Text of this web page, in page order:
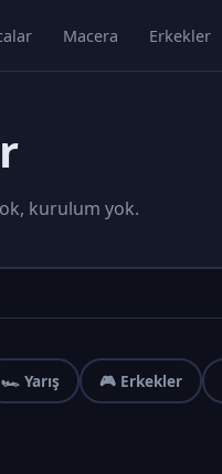
Macera Erkekler
kurulum yok.
🏎️ Yarış 🎮 Erkekler